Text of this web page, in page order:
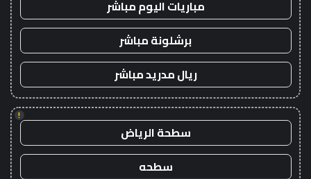
مباريات اليوم مباشر
برشلونة مباشر
ريال مدريد مباشر
!
سطحة الرياض
سطحه